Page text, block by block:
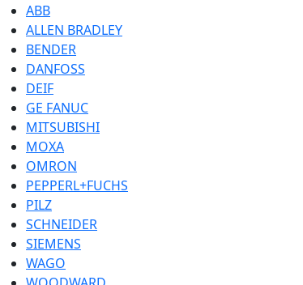
ABB
ALLEN BRADLEY
BENDER
DANFOSS
DEIF
GE FANUC
MITSUBISHI
MOXA
OMRON
PEPPERL+FUCHS
PILZ
SCHNEIDER
SIEMENS
WAGO